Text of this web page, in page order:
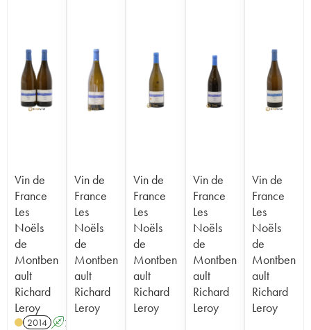
Vin de
France
Les
Noëls
de
Montben
ault
Richard
Leroy
2014 AK
Vin de
France
Les
Noëls
de
Montben
ault
Richard
Leroy
Vin de
France
Les
Noëls
de
Montben
ault
Richard
Leroy
Vin de
France
Les
Noëls
de
Montben
ault
Richard
Leroy
Vin de
France
Les
Noëls
de
Montben
ault
Richard
Leroy